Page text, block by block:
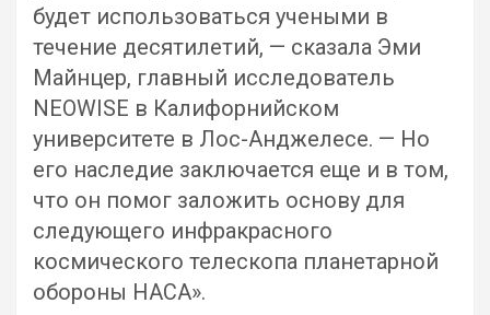
будет использоваться учеными в
течение десятилетий, — сказала Эми
Майнцер, главный исследователь
NEOWISE в Калифорнийском
университете в Лос-Анджелесе. — Но
его наследие заключается еще и в том,
что он помог заложить основу для
следующего инфракрасного
космического телескопа планетарной
обороны НАСА».